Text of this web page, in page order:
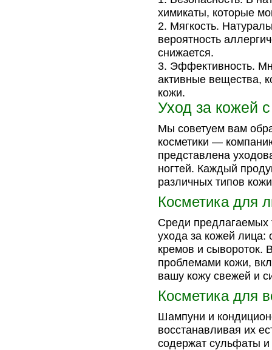
химикаты, которые
Мягкость.
вероятность
снижается.
Эффективность.
активные вещества,
кожи.
Уход за кожей
Мы советуем вам
косметики —
представлена
ногтей. Каждый
различных типов
Косметика для
Среди предлагаемых
ухода за кожей
кремов и сывороток.
проблемами кожи,
вашу кожу свежей и
Косметика для
Шампуни и
восстанавливая их
содержат сульфаты и